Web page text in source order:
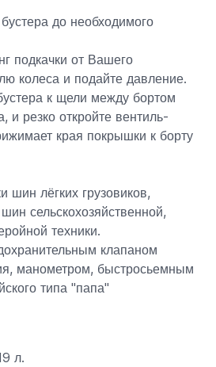
до необходимого
подкачки от Вашего
колеса и подайте давление.
к щели между бортом
резко откройте вентиль-
края покрышки к борту
шин лёгких грузовиков,
сельскохозяйственной,
техники.
клапаном
манометром, быстросьемным
типа "папа"
л.